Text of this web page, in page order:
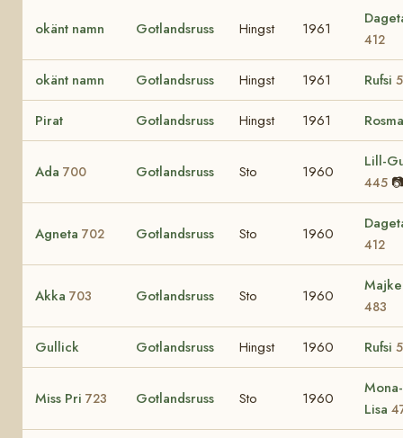
okänt namn Gotlandsruss Hingst 1961
412
okänt namn Gotlandsruss Hingst 1961 Rufsi
Pirat Gotlandsruss Hingst 1961
Ada 700 Gotlandsruss Sto 1960
Lill-
445
Agneta 702 Gotlandsruss Sto 1960
412
Akka 703 Gotlandsruss Sto 1960
483
Gullick Gotlandsruss Hingst 1960 Rufsi
Miss Pri 723 Gotlandsruss Sto 1960
Mona-
Lisa